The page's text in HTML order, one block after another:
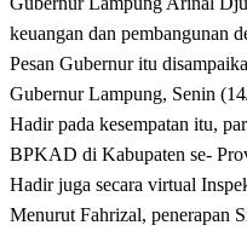
keuangan dan pembangunan
Pesan Gubernur itu
Gubernur Lampung, Senin
Hadir pada kesempatan itu,
BPKAD di Kabupaten se-
Hadir juga secara virtual
Menurut Fahrizal, penerapan